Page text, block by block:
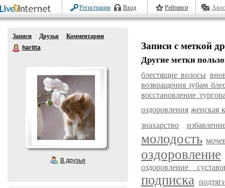
Регистрация Вход Рейтинги
Записи Друзья
Комментарии
haritta
В друзья
Записи с меткой
Другие метки
блестящие волосы
возвращения зубам
восстановление
оздоровления женская
знахарство
молодость
оздоровление
оздоровление
подписка